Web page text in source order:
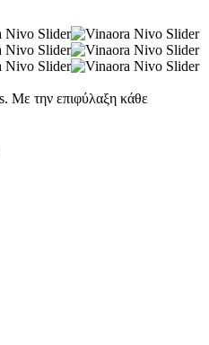
Με την επιφύλαξη κάθε